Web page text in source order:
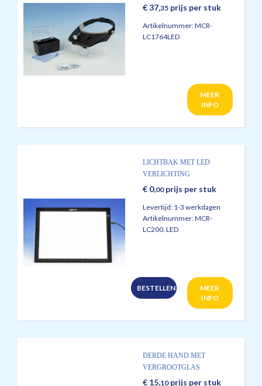
€37,35 prijs per stuk
Artikelnummer:MCR-
LC1764LED
MEER
INFO
LICHTBAK MET LED
VERLICHTING
€ 0,00prijs per stuk
Levertijd: 1-3 werkdagen
Artikelnummer:MCR-
LC200. LED
BESTELLEN
MEER
INFO
DERDE HAND MET
VERGROOTGLAS
€ 15,10prijs per stuk